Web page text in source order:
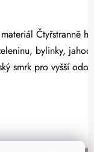
bylinky,
smrk pro vyšší